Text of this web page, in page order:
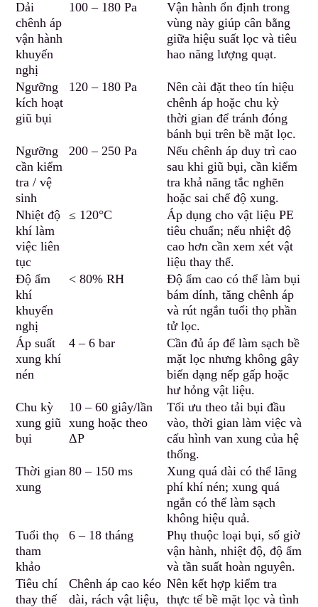
Dải
chênh áp
vận hành
khuyến
nghị
100 – 180 Pa
Vận hành ổn định trong
vùng này giúp cân bằng
giữa hiệu suất lọc và tiêu
hao năng lượng quạt.
Ngưỡng
kích hoạt
giũ bụi
120 – 180 Pa
Nên cài đặt theo tín hiệu
chênh áp hoặc chu kỳ
thời gian để tránh đóng
bánh bụi trên bề mặt lọc.
Ngưỡng
cần kiểm
tra / vệ
sinh
200 – 250 Pa Nếu chênh áp duy trì cao
sau khi giũ bụi, cần kiểm
tra khả năng tắc nghẽn
hoặc sai chế độ xung.
Nhiệt độ
khí làm
việc liên
tục
≤ 120°C
Áp dụng cho vật liệu PE
tiêu chuẩn; nếu nhiệt độ
cao hơn cần xem xét vật
liệu thay thế.
Độ ẩm
khí
khuyến
nghị
< 80% RH
Độ ẩm cao có thể làm bụi
bám dính, tăng chênh áp
và rút ngắn tuổi thọ phần
tử lọc.
Áp suất
xung khí
nén
4 – 6 bar Cần đủ áp để làm sạch bề
mặt lọc nhưng không gây
biến dạng nếp gấp hoặc
hư hỏng vật liệu.
Chu kỳ
xung giũ
bụi
10 – 60 giây/lần
xung hoặc theo
ΔP
Tối ưu theo tải bụi đầu
vào, thời gian làm việc và
cấu hình van xung của hệ
thống.
Thời gian
xung
80 – 150 ms
Xung quá dài có thể lãng
phí khí nén; xung quá
ngắn có thể làm sạch
không hiệu quả.
Tuổi thọ
tham
khảo
6 – 18 tháng Phụ thuộc loại bụi, số giờ
vận hành, nhiệt độ, độ ẩm
và tần suất hoàn nguyên.
Tiêu chí
thay thế
Chênh áp cao kéo
dài, rách vật liệu,
Nên kết hợp kiểm tra
thực tế bề mặt lọc và tình